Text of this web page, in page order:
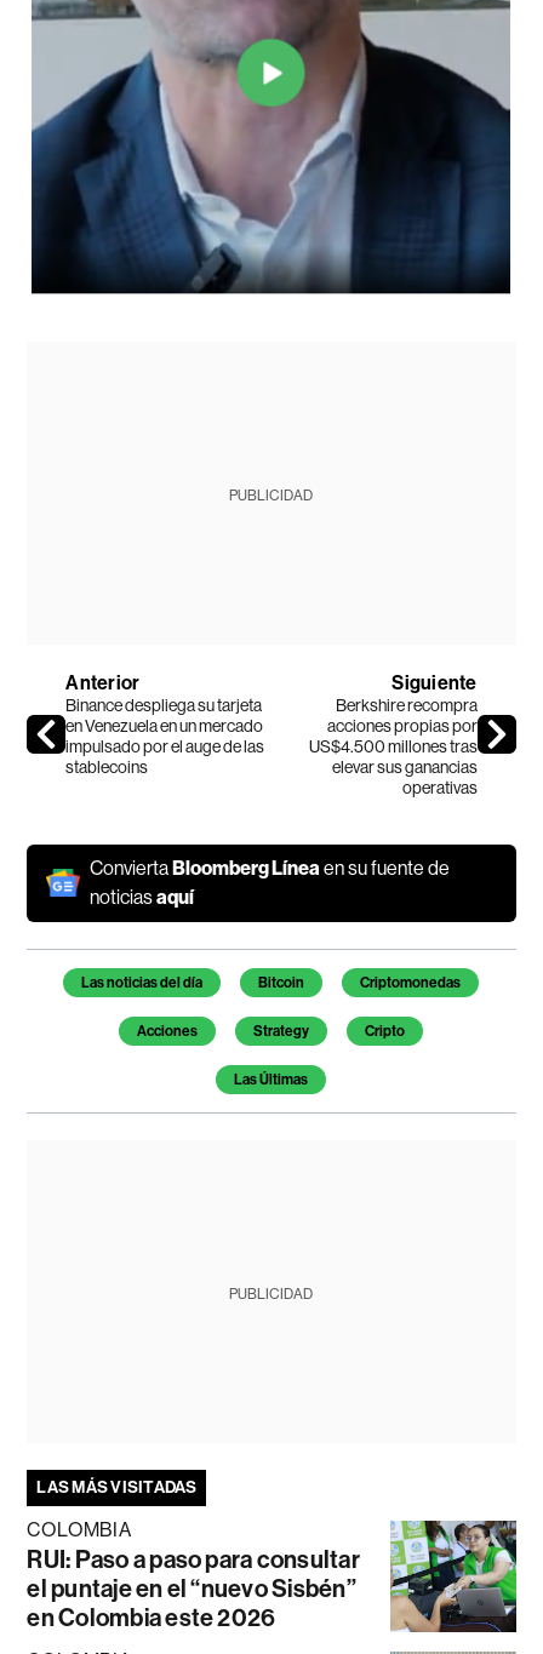
PUBLICIDAD
Anterior
Binance despliega su tarjeta
en Venezuela en un mercado
impulsado por el auge de las
stablecoins
Siguiente
Berkshire recompra
acciones propias por
US$4.500 millones tras
elevar sus ganancias
operativas
ConviertaBloomberg Línea en su fuente de
noticiasaquí
Temas de este artículo
Las noticias del día Bitcoin Criptomonedas
Acciones Strategy Cripto
Las Últimas
PUBLICIDAD
LAS MÁS VISITADAS
COLOMBIA
RUI: Paso a paso para consultar
el puntaje en el “nuevo Sisbén”
en Colombia este 2026